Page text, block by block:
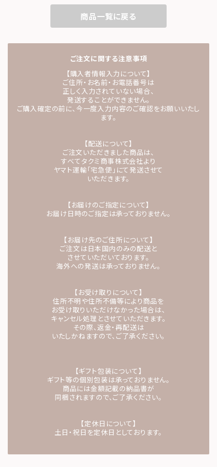
商品一覧に戻る
ご注文に関する注意事項
【購入者情報入力について】
ご住所・お名前・お電話番号は
正しく入力されていない場合、
発送することができません。
ご購入確定の前に、今一度入力内容のご確認をお願いいたし
ます。
【配送について】
ご注文いただきました商品は、
すべてタクミ商事株式会社より
ヤマト運輸「宅急便」にて発送させて
いただきます。
【お届けのご指定について】
お届け日時のご指定は承っておりません。
【お届け先のご住所について】
ご注文は日本国内のみの配送と
させていただいております。
海外への発送は承っておりません。
【お受け取りについて】
住所不明や住所不備等により商品を
お受け取りいただけなかった場合は、
キャンセル処理とさせていただきます。
その際、返金・再配送は
いたしかねますので、ご了承ください。
【ギフト包装について】
ギフト等の個別包装は承っておりません。
商品には金額記載の納品書が
同梱されますので、ご了承ください。
【定休日について】
土日・祝日を定休日としております。